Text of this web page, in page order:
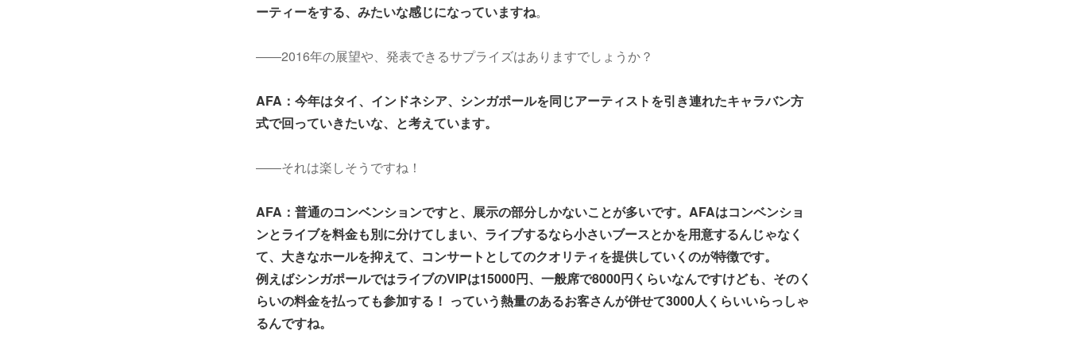
ーティーをする、みたいな感じになっていますね。
――2016年の展望や、発表できるサプライズはありますでしょうか？
AFA：今年はタイ、インドネシア、シンガポールを同じアーティストを引き連れたキャラバン方
式で回っていきたいな、と考えています。
――それは楽しそうですね！
AFA：普通のコンベンションですと、展示の部分しかないことが多いです。AFAはコンベンショ
ンとライブを料金も別に分けてしまい、ライブするなら小さいブースとかを用意するんじゃなく
て、大きなホールを抑えて、コンサートとしてのクオリティを提供していくのが特徴です。
例えばシンガポールではライブのVIPは15000円、一般席で8000円くらいなんですけども、そのく
らいの料金を払っても参加する！ っていう熱量のあるお客さんが併せて3000人くらいいらっしゃ
るんですね。